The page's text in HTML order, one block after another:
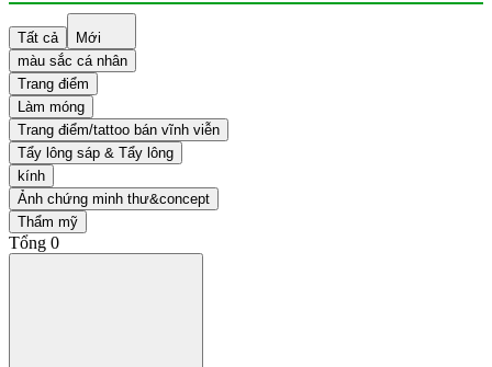
Tất cả
Mới
màu sắc cá nhân
Trang điểm
Làm móng
Trang điểm/tattoo bán vĩnh viễn
Tẩy lông sáp & Tẩy lông
kính
Ảnh chứng minh thư&concept
Thẩm mỹ
Tổng 0